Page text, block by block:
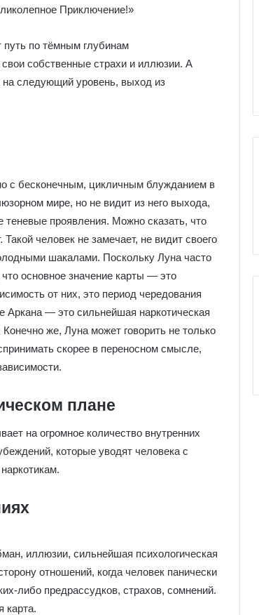
Приключение!»
путь по тёмным глубинам
собственные страхи и иллюзии. А
следующий уровень, выход из
с бесконечным, цикличным блужданием в
мире, но не видит из него выхода,
теневые проявления. Можно сказать, что
человек не замечает, не видит своего
шакалами. Поскольку Луна часто
основное значение карты — это
от них, это период чередования
Аркана — это сильнейшая наркотическая
же, Луна может говорить не только
скорее в переносном смысле,
плане
на огромное количество внутренних
которые уводят человека с
иллюзии, сильнейшая психологическая
отношений, когда человек панически
либо предрассудков, страхов, сомнений.
карта.
а
и
к
Ч
е
о
л
и